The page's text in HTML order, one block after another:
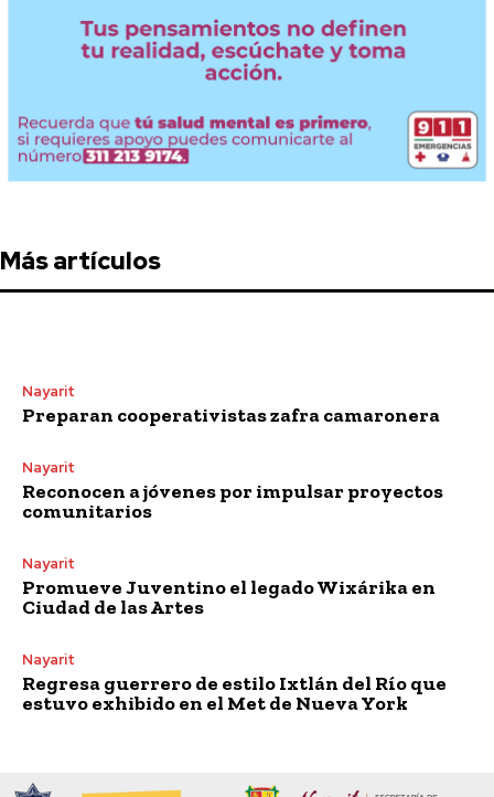
Más artículos
Nayarit
Preparan cooperativistas zafra camaronera
Nayarit
Reconocen a jóvenes por impulsar proyectos
comunitarios
Nayarit
Promueve Juventino el legado Wixárika en
Ciudad de las Artes
Nayarit
Regresa guerrero de estilo Ixtlán del Río que
estuvo exhibido en el Met de Nueva York